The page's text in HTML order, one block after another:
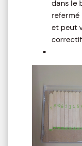
dans le
refermé
et peut
correctif